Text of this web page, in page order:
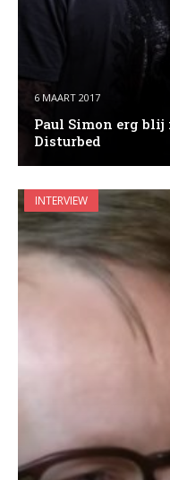
6 MAART 2017
Paul Simon erg
Disturbed
INTERVIEW